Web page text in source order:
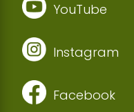
YouTube
Instagram
Facebook